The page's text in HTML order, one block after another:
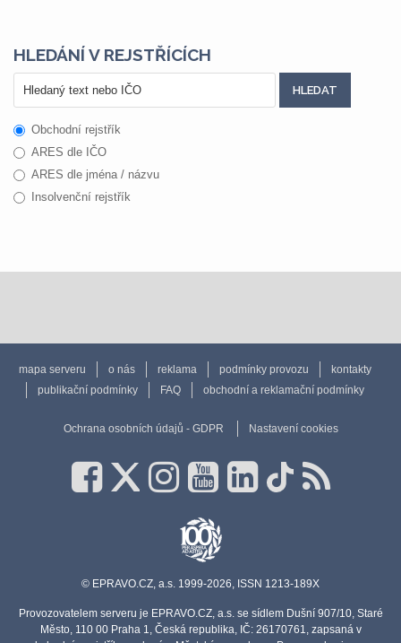
HLEDÁNÍ V REJSTŘÍCÍCH
Obchodní rejstřík
ARES dle IČO
ARES dle jména / názvu
Insolvenční rejstřík
mapa serveru o nás reklama podmínky provozu
kontakty
publikační podmínky
FAQ obchodní a reklamační podmínky
Ochrana osobních údajů - GDPR Nastavení cookies
© EPRAVO.CZ, a.s. 1999-2026, ISSN 1213-189X
Provozovatelem serveru je EPRAVO.CZ, a.s. se sídlem Dušní 907/10, Staré
Město, 110 00 Praha 1, Česká republika, IČ: 26170761, zapsaná v